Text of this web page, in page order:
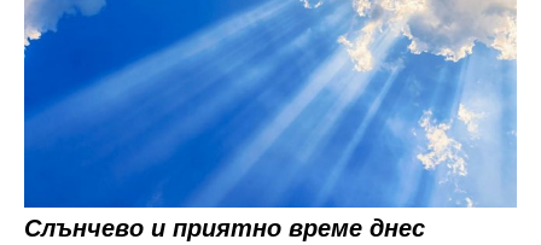
Слънчево и приятно време днес